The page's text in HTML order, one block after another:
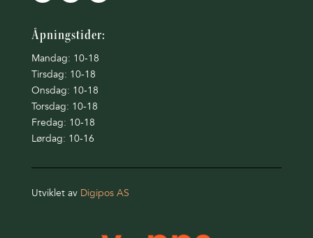
Åpningstider:
Mandag: 10-18
Tirsdag: 10-18
Onsdag: 10-18
Torsdag: 10-18
Fredag: 10-18
Lørdag: 10-16
Utviklet av Digipos AS